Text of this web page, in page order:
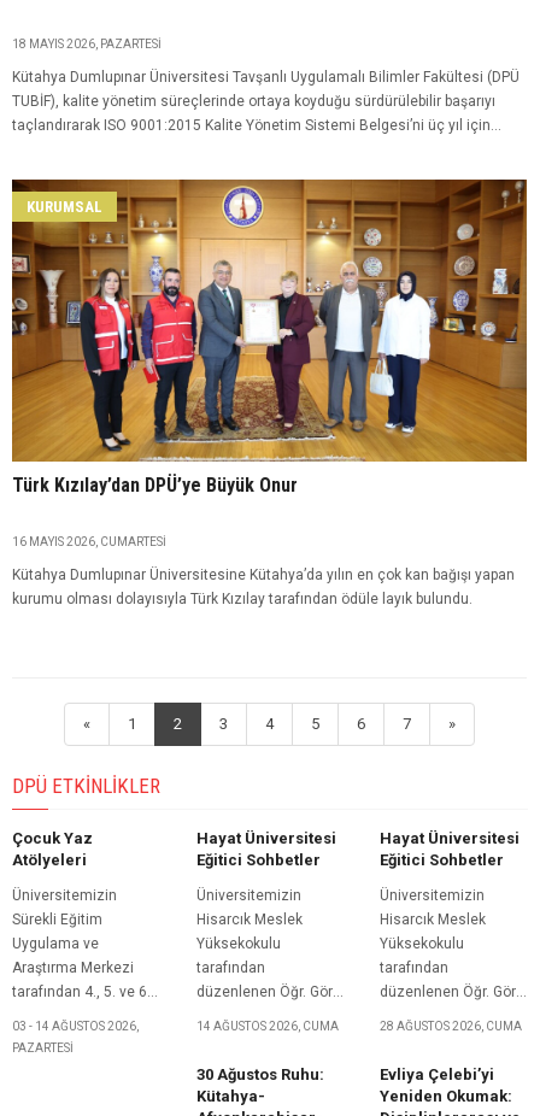
18 MAYIS 2026, PAZARTESI
Kütahya Dumlupınar Üniversitesi Tavşanlı Uygulamalı Bilimler Fakültesi (DPÜ
TUBİF), kalite yönetim süreçlerinde ortaya koyduğu sürdürülebilir başarıyı
taçlandırarak ISO 9001:2015 Kalite Yönetim Sistemi Belgesi’ni üç yıl için
KURUMSAL
Türk Kızılay’dan DPÜ’ye Büyük Onur
16 MAYIS 2026, CUMARTESI
Kütahya Dumlupınar Üniversitesine Kütahya’da yılın en çok kan bağışı yapan
kurumu olması dolayısıyla Türk Kızılay tarafından ödüle layık bulundu.
« 1 2 3 4 5 6 7 »
DPÜ ETKINLIKLER
Çocuk Yaz
Atölyeleri
Üniversitemizin
Sürekli Eğitim
Uygulama ve
Araştırma Merkezi
tarafından 4., 5. ve 6.
yönelik olarak
03 - 14 AĞUSTOS 2026,
PAZARTESI
Hayat Üniversitesi
Eğitici Sohbetler
Üniversitemizin
Hisarcık Meslek
Yüksekokulu
tarafından
düzenlenen Öğr. Gör.
Üniversitesi Eğitici
Sohbetler başlıklı
14 AĞUSTOS 2026, CUMA
Hayat Üniversitesi
Eğitici Sohbetler
Üniversitemizin
Hisarcık Meslek
Yüksekokulu
tarafından
düzenlenen Öğr. Gör.
Üniversitesi Eğitici
Sohbetler başlıklı
28 AĞUSTOS 2026, CUMA
30 Ağustos Ruhu:
Kütahya-
Evliya Çelebi’yi
Yeniden Okumak: